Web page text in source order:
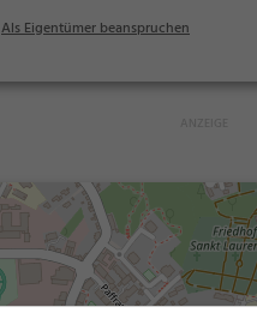
Als Eigentümer beanspruchen